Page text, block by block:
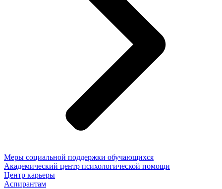
Меры социальной поддержки обучающихся
Академический центр психологической помощи
Центр карьеры
Аспирантам